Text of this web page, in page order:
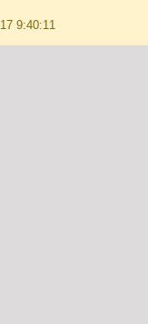
9:40:11